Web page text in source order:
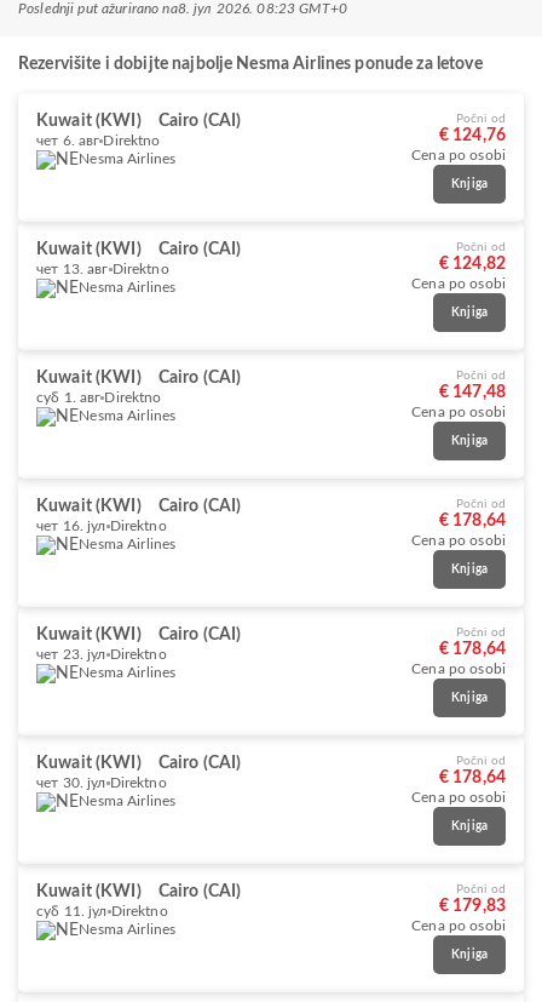
Poslednji put ažurirano na8. јул 2026. 08:23 GMT+0
Rezervišite i dobijte najbolje Nesma Airlines ponude za letove
Kuwait (KWI) Cairo (CAI)
чет 6. авг Direktno
Nesma Airlines
Počni od
€ 124,76
Cena po osobi
Knjiga
Kuwait (KWI) Cairo (CAI)
чет 13. авг Direktno
Nesma Airlines
Počni od
€ 124,82
Cena po osobi
Knjiga
Kuwait (KWI) Cairo (CAI)
суб 1. авг Direktno
Nesma Airlines
Počni od
€ 147,48
Cena po osobi
Knjiga
Kuwait (KWI) Cairo (CAI)
чет 16. јул Direktno
Nesma Airlines
Počni od
€ 178,64
Cena po osobi
Knjiga
Kuwait (KWI) Cairo (CAI)
чет 23. јул Direktno
Nesma Airlines
Počni od
€ 178,64
Cena po osobi
Knjiga
Kuwait (KWI) Cairo (CAI)
чет 30. јул Direktno
Nesma Airlines
Počni od
€ 178,64
Cena po osobi
Knjiga
Kuwait (KWI) Cairo (CAI)
суб 11. јул Direktno
Nesma Airlines
Počni od
€ 179,83
Cena po osobi
Knjiga